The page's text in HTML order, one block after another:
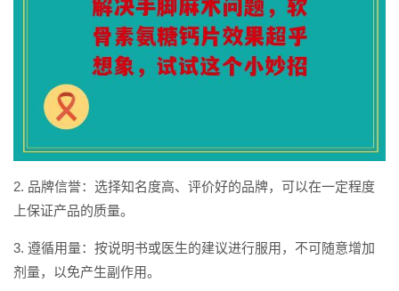
2. 品牌信誉：选择知名度高、评价好的品牌，可以在一定程度
上保证产品的质量。
3. 遵循用量：按说明书或医生的建议进行服用，不可随意增加
剂量，以免产生副作用。